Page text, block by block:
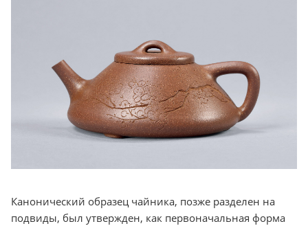
Канонический образец чайника, позже разделен на
подвиды, был утвержден, как первоначальная форма